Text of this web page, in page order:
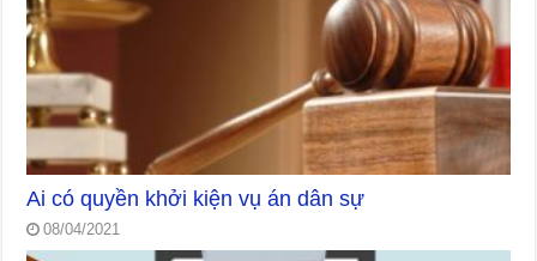
Ai có quyền khởi kiện vụ án dân sự
08/04/2021